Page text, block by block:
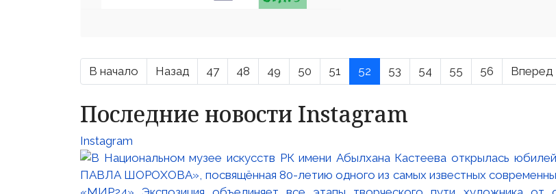
В начало Назад 47 48 49 50 51 52 53 54 55 56 Вперед
Последние новости Instagram
Instagram